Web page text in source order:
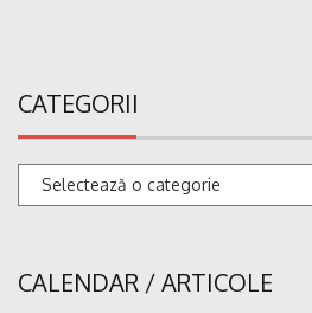
CATEGORII
Categorii
CALENDAR / ARTICOLE